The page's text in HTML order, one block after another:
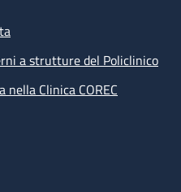
a strutture del Policlinico
nella Clinica COREC